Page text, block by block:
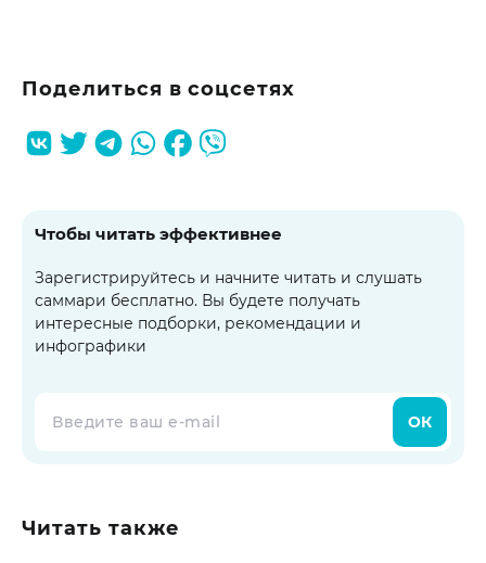
Поделиться в соцсетях
Чтобы читать эффективнее
Зарегистрируйтесь и начните читать и слушать
саммари бесплатно. Вы будете получать
интересные подборки, рекомендации и
инфографики
ОК
Читать также